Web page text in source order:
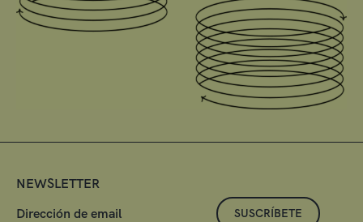
NEWSLETTER
SUSCRÍBETE